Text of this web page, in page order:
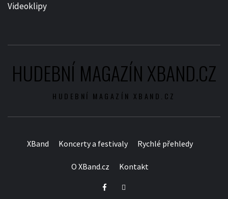
Videoklipy
HUDEBNÍ MAGAZÍN XBAND.CZ
HUDEBNÍ MAGAZÍN XBAND.CZ
XBand Koncerty a festivaly Rychlé přehledy
O XBand.cz Kontakt
FacebookTwitter